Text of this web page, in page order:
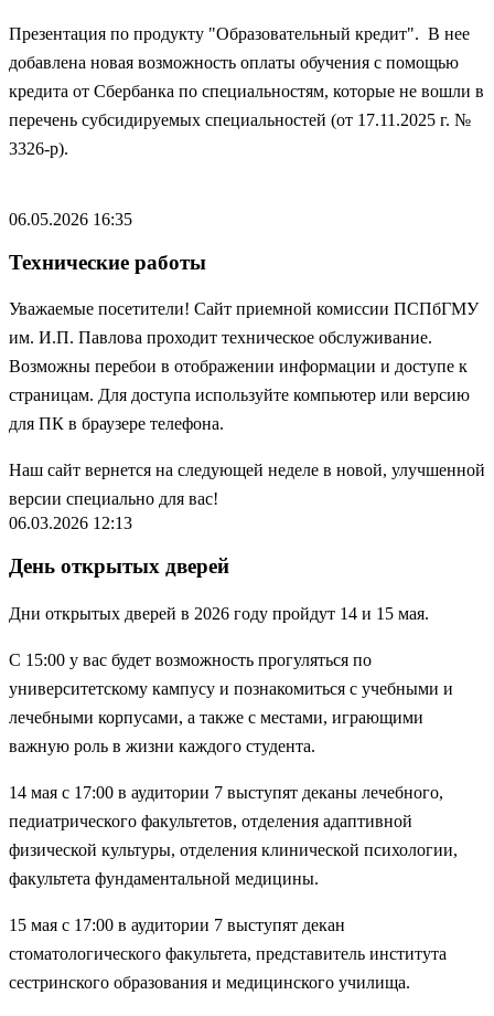
Презентация по продукту "Образовательный кредит". В нее
добавлена новая возможность оплаты обучения с помощью
кредита от Сбербанка по специальностям, которые не вошли в
перечень субсидируемых специальностей (от 17.11.2025 г. №
3326-р).
06.05.2026 16:35
Технические работы
Уважаемые посетители! Сайт приемной комиссии ПСПбГМУ
им. И.П. Павлова проходит техническое обслуживание.
Возможны перебои в отображении информации и доступе к
страницам. Для доступа используйте компьютер или версию
для ПК в браузере телефона.
Наш сайт вернется на следующей неделе в новой, улучшенной
версии специально для вас!
06.03.2026 12:13
День открытых дверей
Дни открытых дверей в 2026 году пройдут 14 и 15 мая.
С 15:00 у вас будет возможность прогуляться по
университетскому кампусу и познакомиться с учебными и
лечебными корпусами, а также с местами, играющими
важную роль в жизни каждого студента.
14 мая с 17:00 в аудитории 7 выступят деканы лечебного,
педиатрического факультетов, отделения адаптивной
физической культуры, отделения клинической психологии,
факультета фундаментальной медицины.
15 мая с 17:00 в аудитории 7 выступят декан
стоматологического факультета, представитель института
сестринского образования и медицинского училища.